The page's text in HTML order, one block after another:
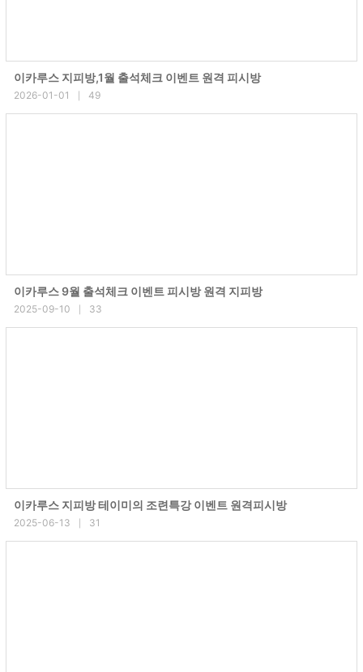
이카루스 지피방,1월 출석체크 이벤트 원격 피시방
2026-01-01 49
이카루스 9월 출석체크 이벤트 피시방 원격 지피방
2025-09-10 33
이카루스 지피방 테이미의 조련특강 이벤트 원격피시방
2025-06-13 31